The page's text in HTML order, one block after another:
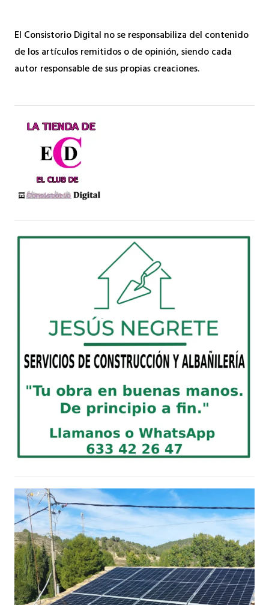
El Consistorio Digital no se responsabiliza del contenido
de los artículos remitidos o de opinión, siendo cada
autor responsable de sus propias creaciones.